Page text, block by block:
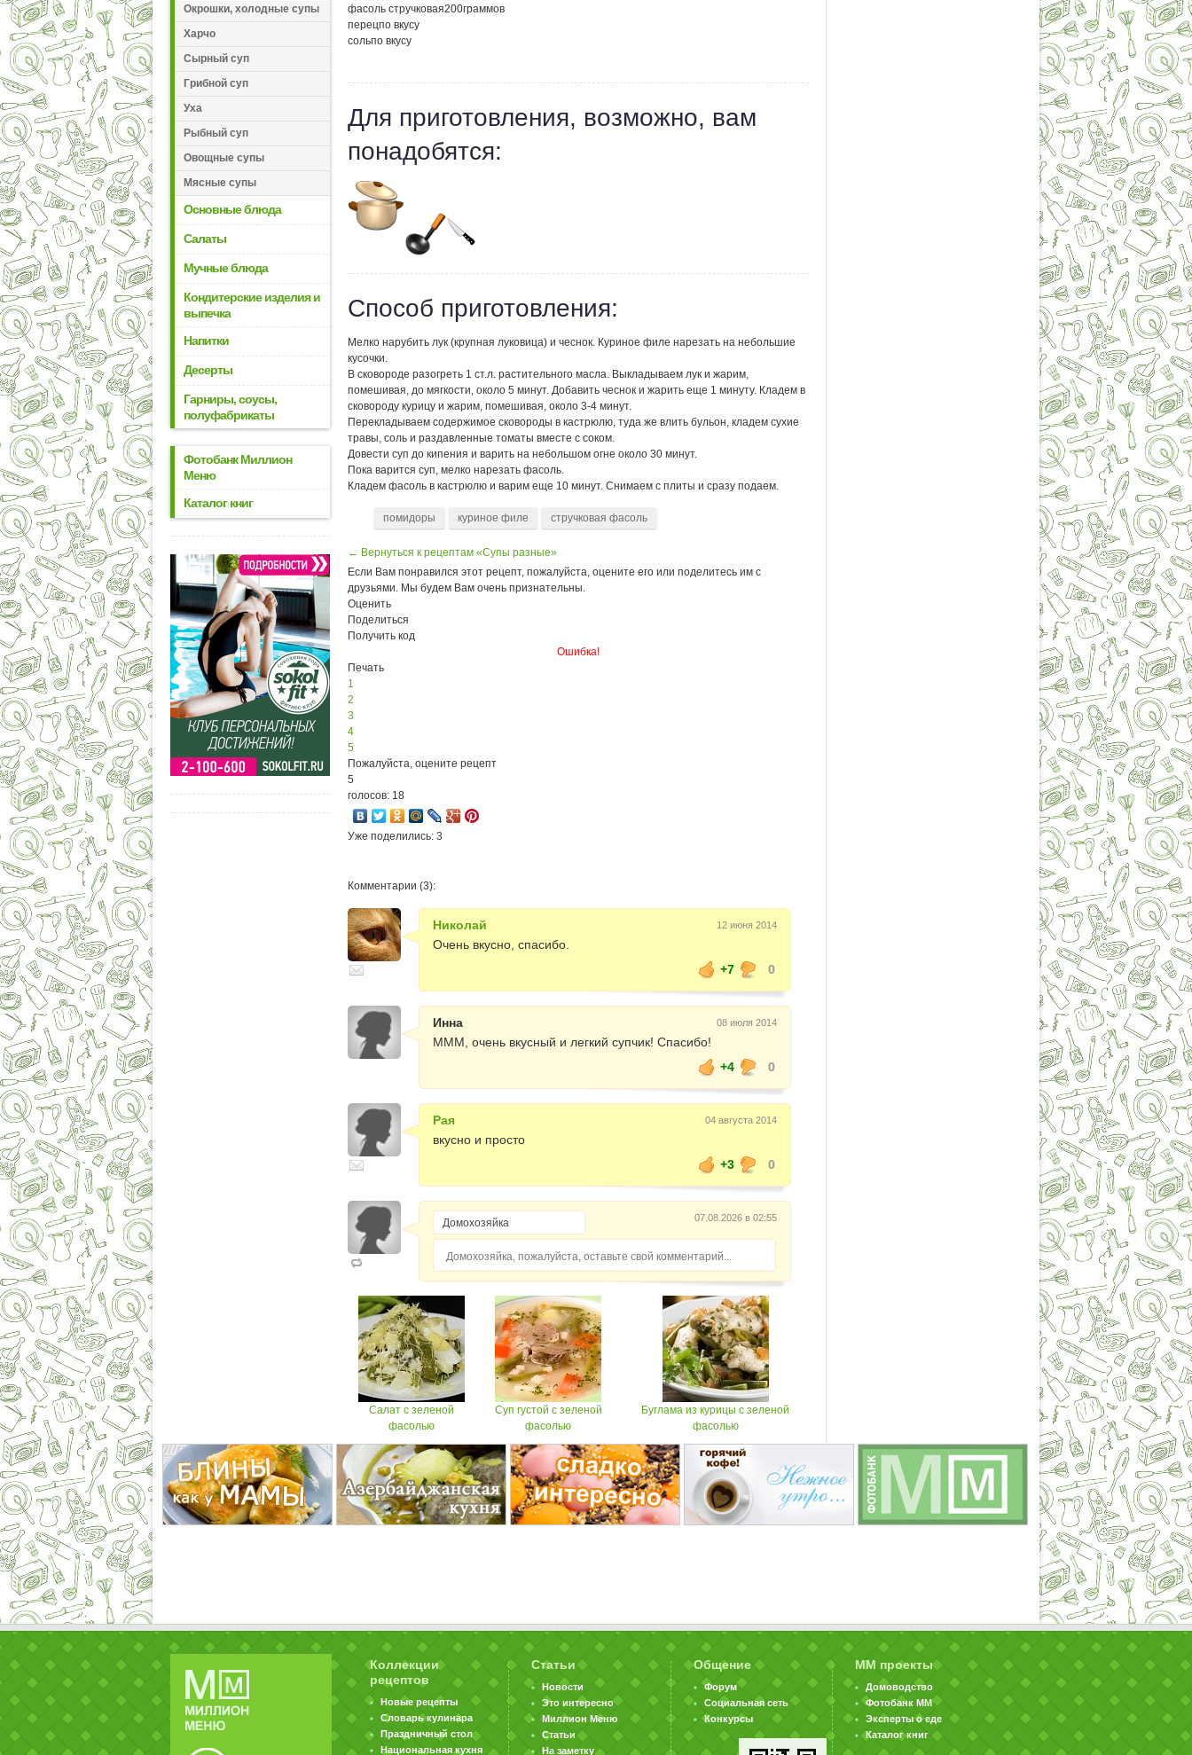
Окрошки, холодные супы
Харчо
Сырный суп
Грибной суп
Уха
Рыбный суп
Овощные супы
Мясные супы
Основные блюда
Салаты
Мучные блюда
Кондитерские изделия и
выпечка
Напитки
Десерты
Гарниры, соусы,
полуфабрикаты
Фотобанк Миллион
Меню
Каталог книг
фасоль стручковая200граммов
перецпо вкусу
сольпо вкусу
Для приготовления, возможно, вам
понадобятся:
Способ приготовления:
Мелко нарубить лук (крупная луковица) и чеснок. Куриное филе нарезать на небольшие
кусочки.
В сковороде разогреть 1 ст.л. растительного масла. Выкладываем лук и жарим,
помешивая, до мягкости, около 5 минут. Добавить чеснок и жарить еще 1 минуту. Кладем в
сковороду курицу и жарим, помешивая, около 3-4 минут.
Перекладываем содержимое сковороды в кастрюлю, туда же влить бульон, кладем сухие
травы, соль и раздавленные томаты вместе с соком.
Довести суп до кипения и варить на небольшом огне около 30 минут.
Пока варится суп, мелко нарезать фасоль.
Кладем фасоль в кастрюлю и варим еще 10 минут. Снимаем с плиты и сразу подаем.
помидоры куриное филе стручковая фасоль
← Вернуться к рецептам «Супы разные»
Если Вам понравился этот рецепт, пожалуйста, оцените его или поделитесь им с
друзьями. Мы будем Вам очень признательны.
Оценить
Поделиться
Получить код
Ошибка!
Печать
1
2
3
4
5
Пожалуйста, оцените рецепт
5
голосов: 18
Уже поделились: 3
Комментарии (3):
Николай 12 июня 2014
Очень вкусно, спасибо.
+7
0
Инна 08 июля 2014
МММ, очень вкусный и легкий супчик! Спасибо!
+4
0
Рая 04 августа 2014
вкусно и просто
+3
0
07.08.2026 в 02:55
Домохозяйка, пожалуйста, оставьте свой комментарий...
Салат с зеленой
фасолью
Суп густой с зеленой
фасолью
Буглама из курицы с зеленой
фасолью
Коллекции
рецептов
Новые рецепты
Словарь кулинара
Праздничный стол
Национальная кухня
Статьи
Новости
Это интересно
Миллион Меню
Статьи
На заметку
Общение
Форум
Социальная сеть
Конкурсы
ММ проекты
Домоводство
Фотобанк ММ
Эксперты о еде
Каталог книг